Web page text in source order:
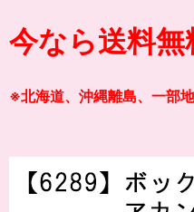
今なら送料無
※北海道、沖縄離島、一部地